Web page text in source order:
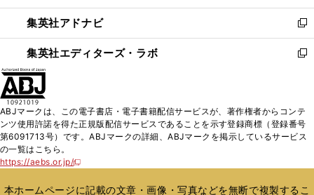
開
く
ウ
で
開
く
ン
ド
ウ
で
ウ
ィ
ン
ド
く
集英社アドナビ
新
し
い
ド
ウ
で
集英社エディターズ・ラボ
新
ィ
ン
ド
開
ABJマークは、この電子書店・電子書籍配信サービスが、著作権者からコンテ
ンツ使用許諾を得た正規版配信サービスであることを示す登録商標（登録番号
第6091713号）です。ABJマークの詳細、ABJマークを掲示しているサービス
の一覧はこちら。
https://aebs.or.jp/
新
い
本ホームページに記載の文章・画像・写真などを無断で複製するこ